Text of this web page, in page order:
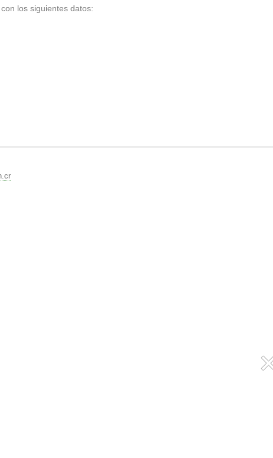
los siguientes datos: